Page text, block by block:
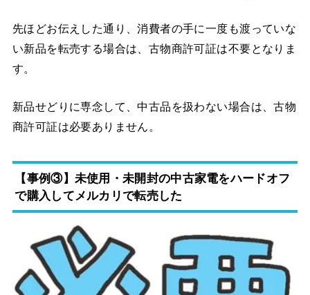
先ほどお伝えした通り、消費者の手に一度も渡っていな
い新品を転売する場合は、古物商許可証は不要となりま
す。
新品せどりに専念して、中古品を扱わない場合は、古物
商許可証は必要ありません。
【事例③】未使用・未開封の中古家電をハードオフ
で購入してメルカリで転売した